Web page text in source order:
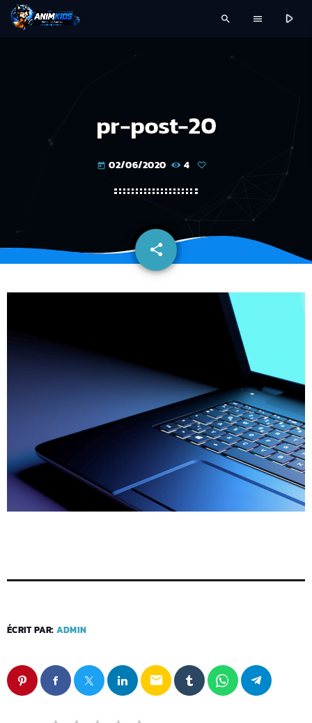
search menu play_arrow
pr-post-20
today 02/06/2020 4
share
email
ÉCRIT PAR: ADMIN
email